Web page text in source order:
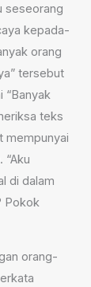
seseorang
kepada-
orang
tersebut
“Banyak
teks
mempunyai
“Aku
di dalam
Pokok
orang-